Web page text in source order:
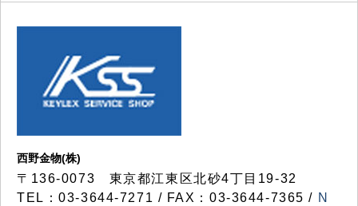
西野金物(株)
〒136-0073 東京都江東区北砂4丁目19-32
TEL：03‐3644‐7271 / FAX：03-3644-7365 / N